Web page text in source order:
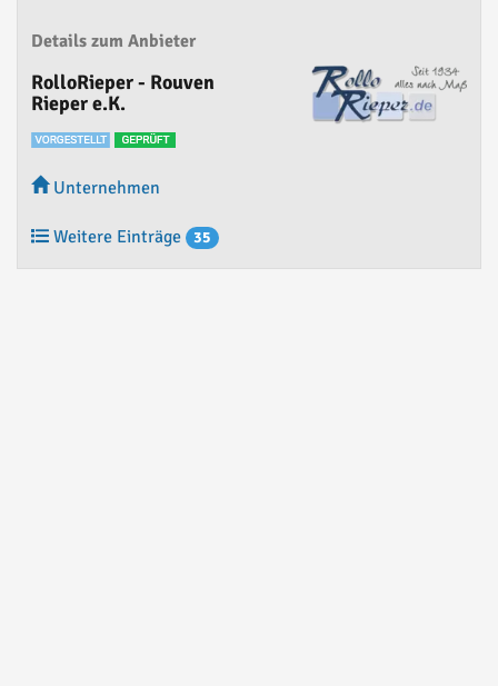
Details zum Anbieter
RolloRieper - Rouven
Rieper e.K.
Unternehmen
Weitere Einträge 35